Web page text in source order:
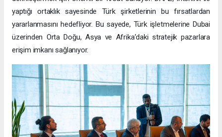
yaptığı ortaklık sayesinde Türk şirketlerinin bu fırsatlardan
yararlanmasını hedefliyor. Bu sayede, Türk işletmelerine Dubai
üzerinden Orta Doğu, Asya ve Afrika’daki stratejik pazarlara
erişim imkanı sağlanıyor.